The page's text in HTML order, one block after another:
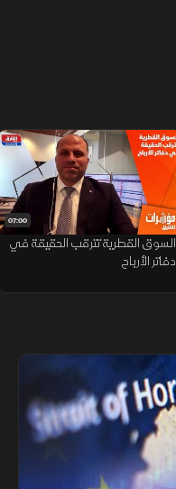
07:00
السوق القطرية تترقب الحقيقة في
دفاتر الأرباح